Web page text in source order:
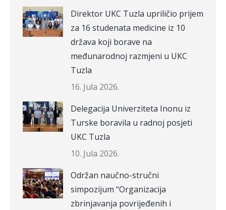
Direktor UKC Tuzla upriličio prijem
za 16 studenata medicine iz 10
država koji borave na
međunarodnoj razmjeni u UKC
Tuzla
16. Jula 2026.
Delegacija Univerziteta Inonu iz
Turske boravila u radnoj posjeti
UKC Tuzla
10. Jula 2026.
Održan naučno-stručni
simpozijum “Organizacija
zbrinjavanja povrijeđenih i